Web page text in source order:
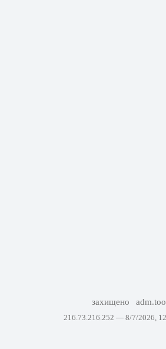
захищено
216.73.216.252 — 8/7/2026,